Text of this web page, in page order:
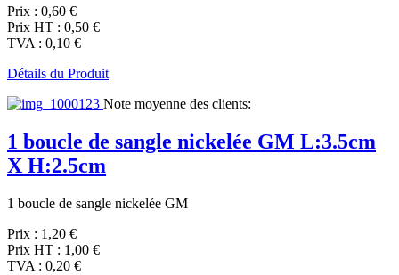
Prix : 0,60 €
Prix HT : 0,50 €
TVA : 0,10 €
Détails du Produit
Note moyenne des clients:
1 boucle de sangle nickelée GM L:3.5cm
X H:2.5cm
1 boucle de sangle nickelée GM
Prix : 1,20 €
Prix HT : 1,00 €
TVA : 0,20 €